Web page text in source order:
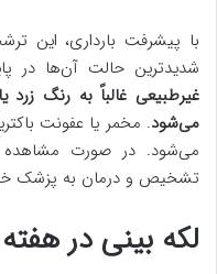
با پیشرفت بارداری، این
شدیدترین حالت آن‌ها در
غیرطبیعی غالباً به رنگ
می‌شود. مخمر یا عفونت
می‌شود. در صورت مشاهده
تشخیص و درمان به پزشک
لکه بینی در